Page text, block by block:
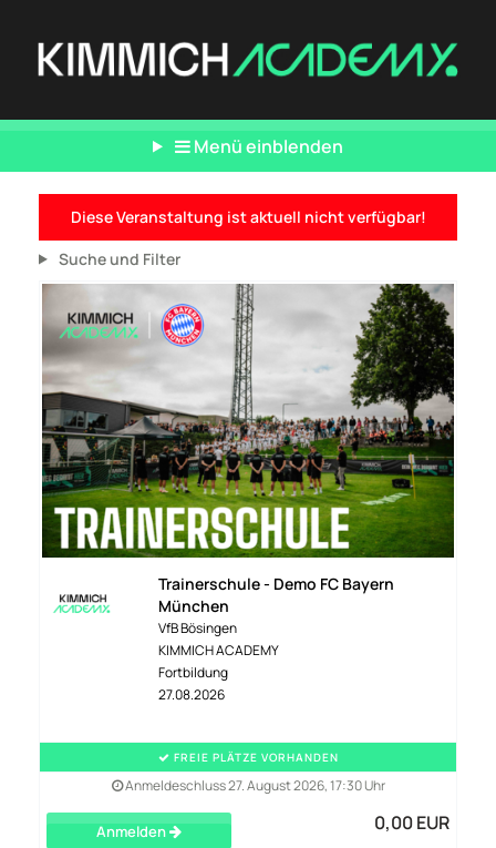
Menü einblenden
Diese Veranstaltung ist aktuell nicht verfügbar!
Suche und Filter
Trainerschule - Demo FC Bayern
München
VfB Bösingen
KIMMICH ACADEMY
Fortbildung
27.08.2026
FREIE PLÄTZE VORHANDEN
Anmeldeschluss 27. August 2026, 17:30 Uhr
Anmelden 0,00 EUR